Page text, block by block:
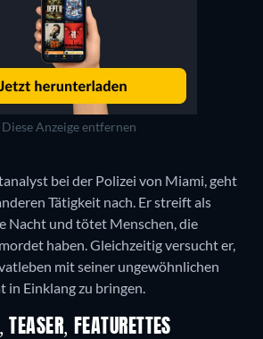
Diese Anzeige entfernen
bei der Polizei von Miami, geht
Tätigkeit nach. Er streift als
Nacht und tötet Menschen, die
haben. Gleichzeitig versucht er,
mit seiner ungewöhnlichen
Einklang zu bringen.
FEATURETTES